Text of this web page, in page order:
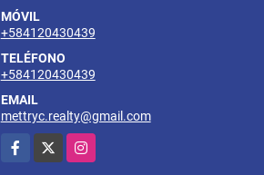
MÓVIL
+584120430439
TELÉFONO
+584120430439
EMAIL
mettryc.realty@gmail.com
Facebook
Instagram